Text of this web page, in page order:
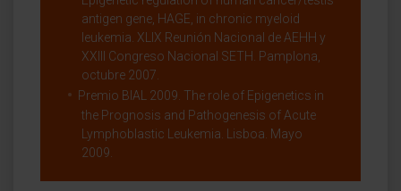
antigen gene, HAGE, in chronic myeloid
leukemia. XLIX Reunión Nacional de AEHH y
XXIII Congreso Nacional SETH. Pamplona,
octubre 2007.
Premio BIAL 2009. The role of Epigenetics in
the Prognosis and Pathogenesis of Acute
Lymphoblastic Leukemia. Lisboa. Mayo
2009.